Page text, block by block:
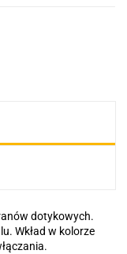
dotykowych.
Wkład w kolorze